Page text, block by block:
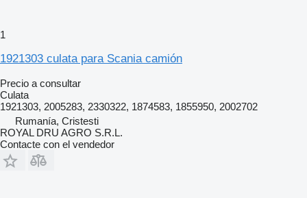
1
1921303 culata para Scania camión
Precio a consultar
Culata
1921303, 2005283, 2330322, 1874583, 1855950, 2002702
Rumanía, Cristesti
ROYAL DRU AGRO S.R.L.
Contacte con el vendedor